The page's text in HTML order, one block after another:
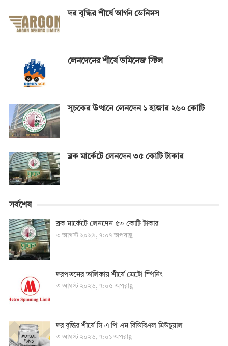
দর বৃদ্ধির শীর্ষে আর্গন ডেনিমস
লেনদেনের শীর্ষে ডমিনেজ স্টিল
সূচকের উত্থানে লেনদেন ১ হাজার ২৬০ কোটি
ব্লক মার্কেটে লেনদেন ৩৫ কোটি টাকার
সর্বশেষ
ব্লক মার্কেটে লেনদেন ৫৩ কোটি টাকার
৩ আগস্ট ২০২৬, ৭:০৭ অপরাহ্ণ
দরপতনের তালিকায় শীর্ষে মেট্রো স্পিনিং
৩ আগস্ট ২০২৬, ৭:০৫ অপরাহ্ণ
দর বৃদ্ধির শীর্ষে সি এ পি এম বিডিবিএল মিউচুয়াল
৩ আগস্ট ২০২৬, ৭:০১ অপরাহ্ণ